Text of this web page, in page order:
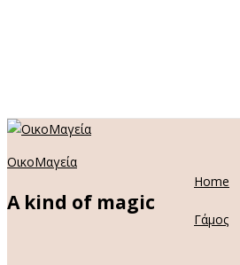
ΟικοΜαγεία
A kind of magic
Home
Γάμος